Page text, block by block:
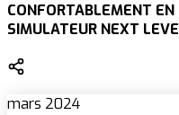
CONFORTABLEMENT
SIMULATEUR NEXT
mars 2024